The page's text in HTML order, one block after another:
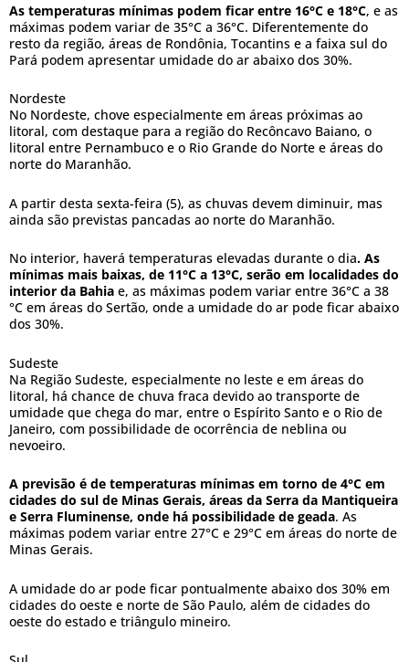
As temperaturas mínimas podem ficar entre 16°C e 18°C, e as
máximas podem variar de 35°C a 36°C. Diferentemente do
resto da região, áreas de Rondônia, Tocantins e a faixa sul do
Pará podem apresentar umidade do ar abaixo dos 30%.
Nordeste
No Nordeste, chove especialmente em áreas próximas ao
litoral, com destaque para a região do Recôncavo Baiano, o
litoral entre Pernambuco e o Rio Grande do Norte e áreas do
norte do Maranhão.
A partir desta sexta-feira (5), as chuvas devem diminuir, mas
ainda são previstas pancadas ao norte do Maranhão.
No interior, haverá temperaturas elevadas durante o dia. As
mínimas mais baixas, de 11°C a 13°C, serão em localidades do
interior da Bahia e, as máximas podem variar entre 36°C a 38
°C em áreas do Sertão, onde a umidade do ar pode ficar abaixo
dos 30%.
Sudeste
Na Região Sudeste, especialmente no leste e em áreas do
litoral, há chance de chuva fraca devido ao transporte de
umidade que chega do mar, entre o Espírito Santo e o Rio de
Janeiro, com possibilidade de ocorrência de neblina ou
nevoeiro.
A previsão é de temperaturas mínimas em torno de 4°C em
cidades do sul de Minas Gerais, áreas da Serra da Mantiqueira
e Serra Fluminense, onde há possibilidade de geada. As
máximas podem variar entre 27°C e 29°C em áreas do norte de
Minas Gerais.
A umidade do ar pode ficar pontualmente abaixo dos 30% em
cidades do oeste e norte de São Paulo, além de cidades do
oeste do estado e triângulo mineiro.